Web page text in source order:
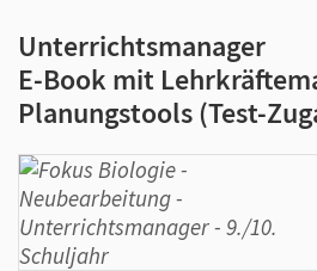
Unterrichtsmanager
E-Book mit
Planungstools (Test-